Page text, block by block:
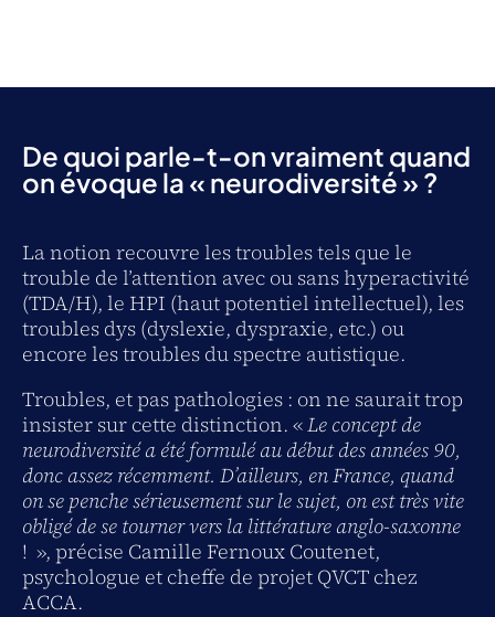
De quoi parle-t-on vraiment quand
on évoque la « neurodiversité » ?
La notion recouvre les troubles tels que le
trouble de l’attention avec ou sans hyperactivité
(TDA/H), le HPI (haut potentiel intellectuel), les
troubles dys (dyslexie, dyspraxie, etc.) ou
encore les troubles du spectre autistique.
Troubles, et pas pathologies : on ne saurait trop
insister sur cette distinction. «Le concept de
neurodiversité a été formulé au début des années 90,
donc assez récemment. D’ailleurs, en France, quand
on se penche sérieusement sur le sujet, on est très vite
obligé de se tourner vers la littérature anglo-saxonne
! », précise Camille Fernoux Coutenet,
psychologue et cheffe de projet QVCT chez
ACCA.